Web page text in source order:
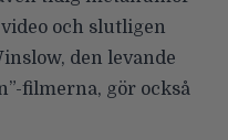
och slutligen
den levande
filmerna, gör också